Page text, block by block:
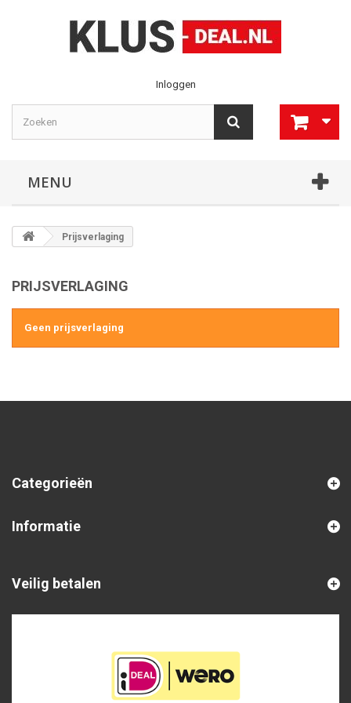
Inloggen
MENU
Prijsverlaging
PRIJSVERLAGING
Geen prijsverlaging
Categorieën
Informatie
Veilig betalen